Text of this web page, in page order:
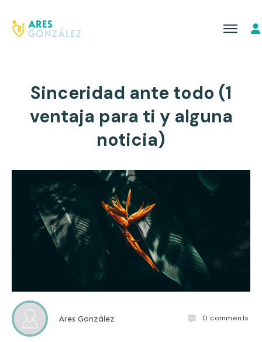
Sinceridad ante todo (1
ventaja para ti y alguna
noticia)
Ares González 0 comments